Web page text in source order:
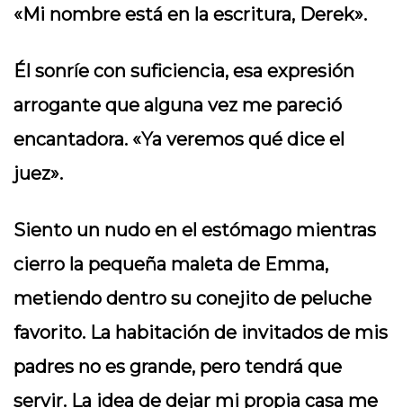
«Mi nombre está en la escritura, Derek».
Él sonríe con suficiencia, esa expresión
arrogante que alguna vez me pareció
encantadora. «Ya veremos qué dice el
juez».
Siento un nudo en el estómago mientras
cierro la pequeña maleta de Emma,
metiendo dentro su conejito de peluche
favorito. La habitación de invitados de mis
padres no es grande, pero tendrá que
servir. La idea de dejar mi propia casa me